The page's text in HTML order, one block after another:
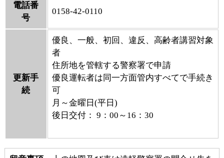
電話番
号
0158-42-0110
更新手
続
優良、一般、初回、違反、高齢者講習対象
者
住所地を管轄する警察署で申請
優良運転者は同一方面管内すべてで手続き
可
月～金曜日(平日)
後日交付： 9：00～16：30